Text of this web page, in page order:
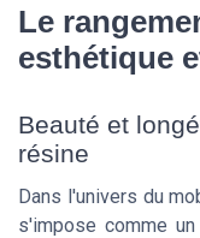
Le
esthétique
Beauté et
résine
Dans l'univers du
s'impose comme